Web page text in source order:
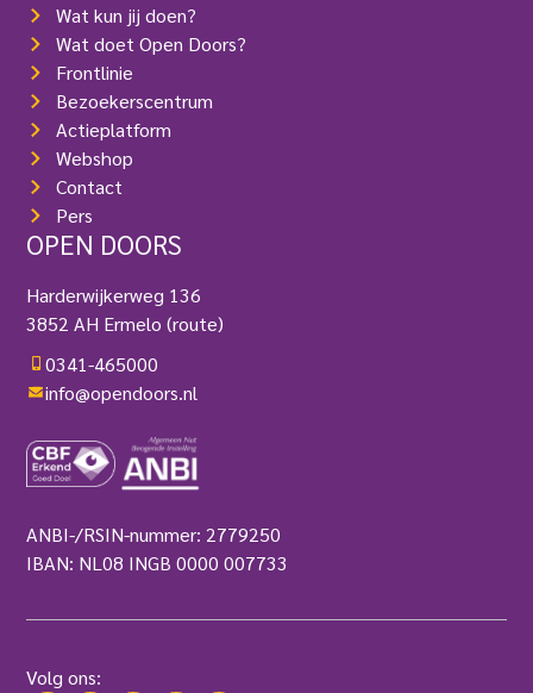
Wat kun jij doen?
Wat doet Open Doors?
Frontlinie
Bezoekerscentrum
Actieplatform
Webshop
Contact
Pers
OPEN DOORS
Harderwijkerweg 136
3852 AH Ermelo(route)
0341-465000
info@opendoors.nl
ANBI-/RSIN-nummer: 2779250
IBAN: NL08 INGB 0000 007733
Volg ons: